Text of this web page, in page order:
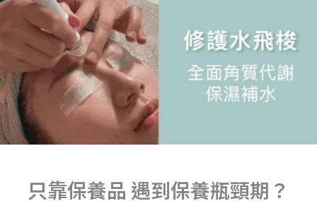
只靠保養品 遇到保養瓶頸期？